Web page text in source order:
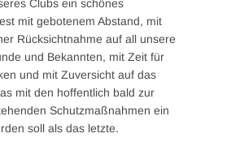
Clubs ein schönes
mit gebotenem Abstand, mit
Rücksichtnahme auf all unsere
und Bekannten, mit Zeit für
und mit Zuversicht auf das
mit den hoffentlich bald zur
Schutzmaßnahmen ein
soll als das letzte.